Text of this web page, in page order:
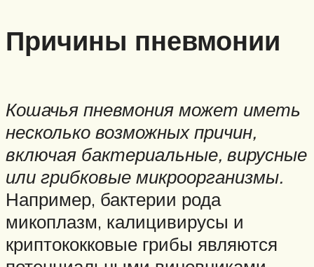
Причины пневмонии
Кошачья пневмония может иметь
несколько возможных причин,
включая бактериальные, вирусные
или грибковые микроорганизмы.
Например, бактерии рода
микоплазм, калицивирусы и
криптококковые грибы являются